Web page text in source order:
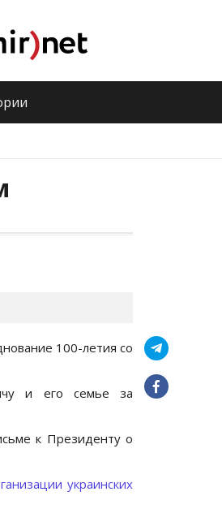
100-летия со
и его семье за
к Президенту о
украинских